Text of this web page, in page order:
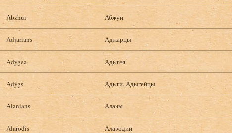
Аbzhui Абжуи
Adjarians Аджарцы
Adygea Адыгея
Adygs Адыги, Адыгейцы
Alanians Аланы
Alarodis Алародии